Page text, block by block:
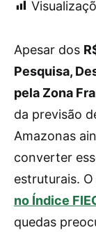
Apesar dos
Pesquisa,
pela Zona
da previsão
Amazonas
converter
estruturais.
no Índice
quedas